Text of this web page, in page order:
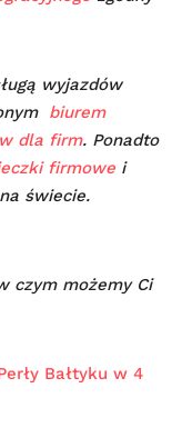
wyjazdów
biurem
dla firm. Ponadto
firmowe i
świecie.
czym możemy Ci
Bałtyku w 4